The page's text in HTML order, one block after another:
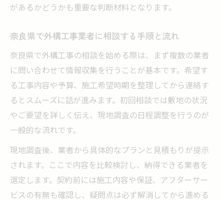
があるかどうかも重要な判断材料となります。
奈良県で外構工事業者に相談する手順と流れ
奈良県で外構工事の相談を始める際は、まず複数の業者
に問い合わせて情報収集を行うことが基本です。希望す
る工事内容や予算、施工希望時期を整理してから連絡す
るとスムーズに話が進みます。初回相談では敷地の状況
やご要望を詳しく伝え、現地調査の日程調整を行うのが
一般的な流れです。
現地調査後、業者から具体的なプランと見積もりが提示
されます。ここで内容を比較検討し、納得できる業者を
選定します。契約前には施工内容や保証、アフターサー
ビスの有無も確認し、疑問点は必ず解消してから進める